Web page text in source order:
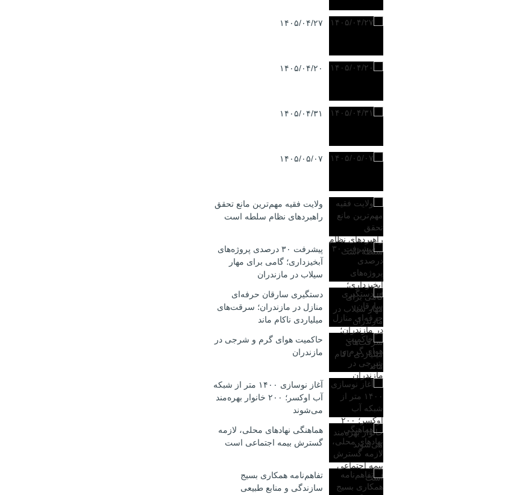
۱۴۰۵/۰۴/۲۷
۱۴۰۵/۰۴/۲۰
۱۴۰۵/۰۴/۳۱
۱۴۰۵/۰۵/۰۷
ولایت فقیه مهم‌ترین مانع تحقق
راهبردهای نظام سلطه است
پیشرفت ۳۰ درصدی پروژه‌های
آبخیزداری؛ گامی برای مهار
سیلاب در مازندران
دستگیری سارقان حرفه‌ای
منازل در مازندران؛ سرقت‌های
میلیاردی ناکام ماند
حاکمیت هوای گرم و شرجی در
مازندران
آغاز نوسازی ۱۴۰۰ متر از شبکه
آب اوکسر؛ ۲۰۰ خانوار بهره‌مند
می‌شوند
هماهنگی نهادهای محلی، لازمه
گسترش بیمه اجتماعی است
تفاهم‌نامه همکاری بسیج
سازندگی و منابع طبیعی